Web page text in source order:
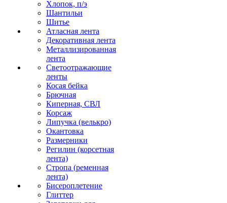
Хлопок, п/э
Шантильи
Шитье
Атласная лента
Декоративная лента
Металлизированная
лента
Светоотражающие
ленты
Косая бейка
Брючная
Киперная, СВЛ
Корсаж
Липучка (велькро)
Окантовка
Размерники
Регилин (корсетная
лента)
Стропа (ременная
лента)
Бисероплетение
Глиттер